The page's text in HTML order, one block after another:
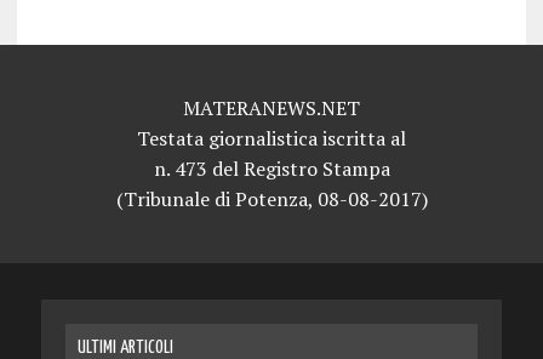
MATERANEWS.NET
Testata giornalistica iscritta al
n. 473 del Registro Stampa
(Tribunale di Potenza, 08-08-2017)
ULTIMI ARTICOLI